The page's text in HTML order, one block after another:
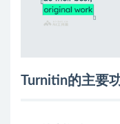
Turnitin的主要